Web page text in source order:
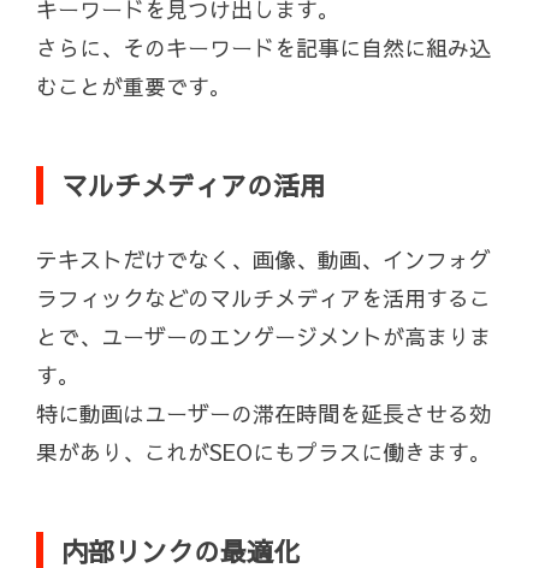
キーワードを見つけ出します。
さらに、そのキーワードを記事に自然に組み込
むことが重要です。
マルチメディアの活用
テキストだけでなく、画像、動画、インフォグ
ラフィックなどのマルチメディアを活用するこ
とで、ユーザーのエンゲージメントが高まりま
す。
特に動画はユーザーの滞在時間を延長させる効
果があり、これがSEOにもプラスに働きます。
内部リンクの最適化